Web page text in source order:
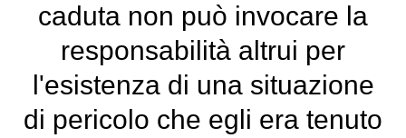
caduta non può invocare la
responsabilità altrui per
l'esistenza di una situazione
di pericolo che egli era tenuto